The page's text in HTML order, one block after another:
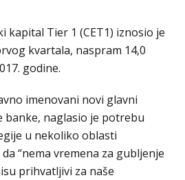
kapital Tier 1 (CET1) iznosio je
kvartala, naspram 14,0
godine.
imenovani novi glavni
banke, naglasio je potrebu
u nekoliko oblasti
“nema vremena za gubljenje
prihvatljivi za naše